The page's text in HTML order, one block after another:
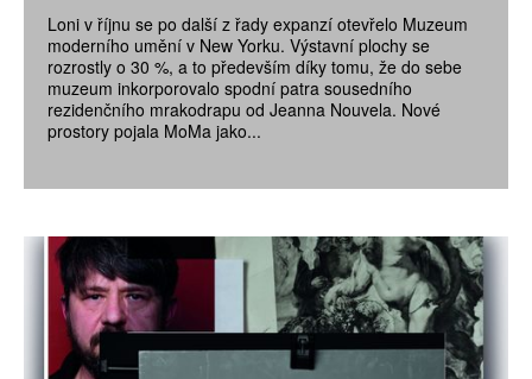
Loni v říjnu se po další z řady expanzí otevřelo Muzeum
moderního umění v New Yorku. Výstavní plochy se
rozrostly o 30 %, a to především díky tomu, že do sebe
muzeum inkorporovalo spodní patra sousedního
rezidenčního mrakodrapu od Jeanna Nouvela. Nové
prostory pojala MoMa jako...